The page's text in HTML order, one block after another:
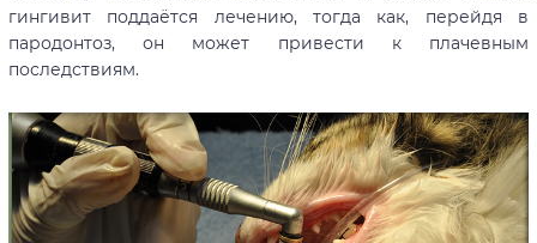
гингивит поддаётся лечению, тогда как, перейдя в
пародонтоз, он может привести к плачевным
последствиям.